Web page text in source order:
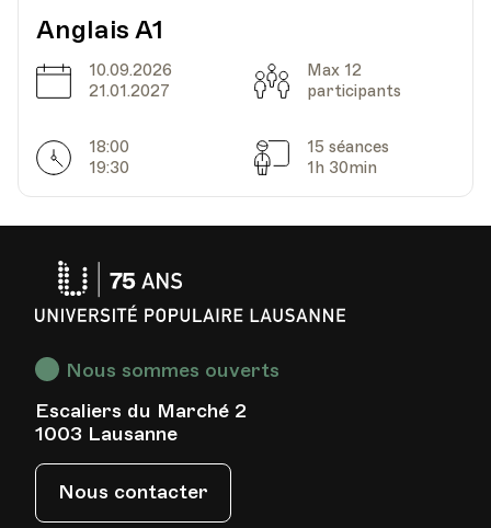
Date11.12.2024
HEP - Haute Ecole Pédagogique - Salle 725
Av. de Cour 33
Lieu
HEP - Haute Ecole Pédagogique - Salle 725
1005, Lausanne
Date
08.01.2025
HEP - Haute Ecole Pédagogique - Salle 725
1005, Lausanne
Anglais A1
Date
10.09.2026
21.01.2027
Capacité
Max 12
participants
Horarires
18:00
19:30
Séances
15 séances
1h 30min
Nous sommes ouverts
Escaliers du Marché 2
1003 Lausanne
Nous contacter